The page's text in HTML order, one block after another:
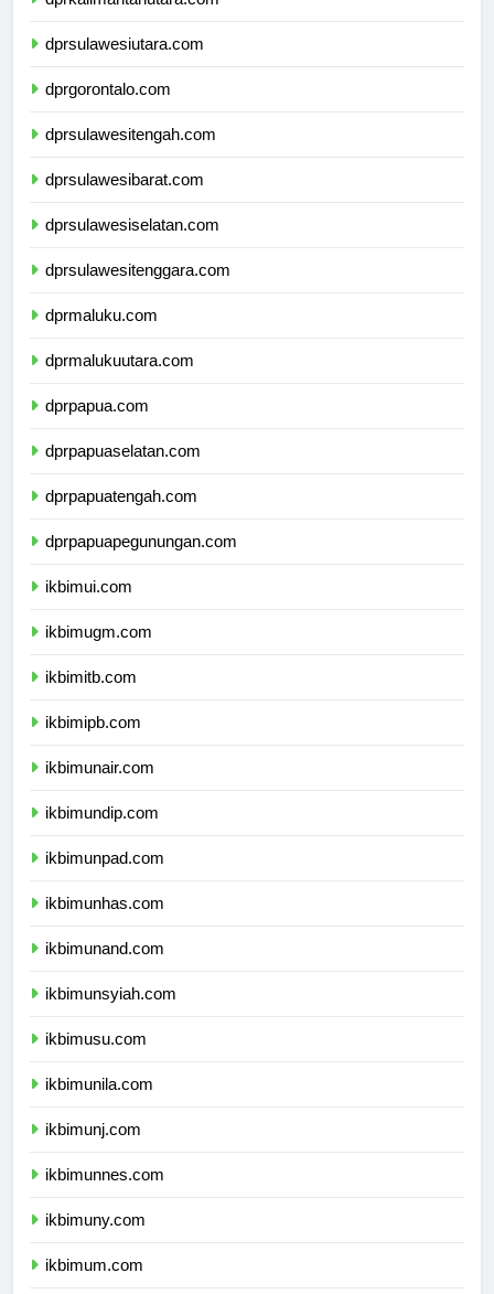
dprsulawesiutara.com
dprgorontalo.com
dprsulawesitengah.com
dprsulawesibarat.com
dprsulawesiselatan.com
dprsulawesitenggara.com
dprmaluku.com
dprmalukuutara.com
dprpapua.com
dprpapuaselatan.com
dprpapuatengah.com
dprpapuapegunungan.com
ikbimui.com
ikbimugm.com
ikbimitb.com
ikbimipb.com
ikbimunair.com
ikbimundip.com
ikbimunpad.com
ikbimunhas.com
ikbimunand.com
ikbimunsyiah.com
ikbimusu.com
ikbimunila.com
ikbimunj.com
ikbimunnes.com
ikbimuny.com
ikbimum.com